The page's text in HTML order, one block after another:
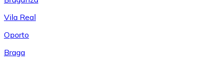
Vila Real
Oporto
Braga